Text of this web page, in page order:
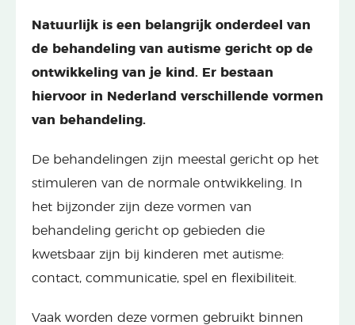
Natuurlijk is een belangrijk onderdeel van
de behandeling van autisme gericht op de
ontwikkeling van je kind. Er bestaan
hiervoor in Nederland verschillende vormen
van behandeling.
De behandelingen zijn meestal gericht op het
stimuleren van de normale ontwikkeling. In
het bijzonder zijn deze vormen van
behandeling gericht op gebieden die
kwetsbaar zijn bij kinderen met autisme:
contact, communicatie, spel en flexibiliteit.
Vaak worden deze vormen gebruikt binnen